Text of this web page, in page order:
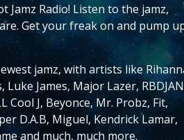
Jamz Radio! Listen to the jamz,
Get your freak on and pump
jamz, with artists like
Luke James, Major Lazer,
Cool J, Beyonce, Mr. Probz, Fit,
D.A.B, Miguel, Kendrick Lamar,
and much, much more.